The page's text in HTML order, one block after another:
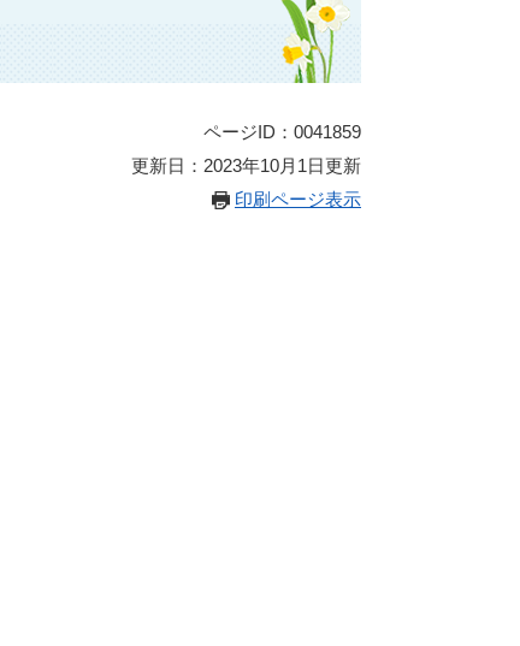
ページID：0041859
更新日：2023年10月1日更新
印刷ページ表示